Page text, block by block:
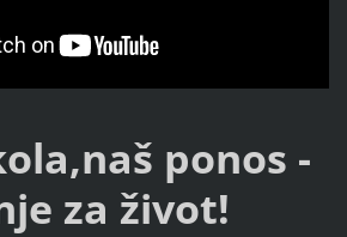
ponos -
za život!